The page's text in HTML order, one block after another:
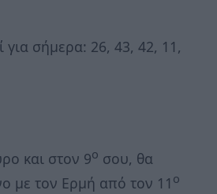
για σήμερα: 26, 43, 42, 11,
και στον 9ο σου, θα
με τον Ερμή από τον 11 ο